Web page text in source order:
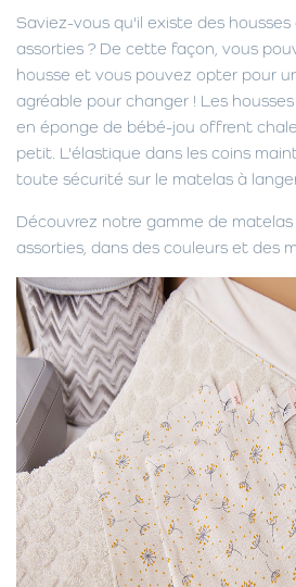
Saviez-vous qu'il existe des
assorties ? De cette façon, vous
housse et vous pouvez opter pour
agréable pour changer ! Les
en éponge de bébé-jou offrent
petit. L'élastique dans les coins
toute sécurité sur le matelas à
Découvrez notre gamme de
assorties, dans des couleurs et des